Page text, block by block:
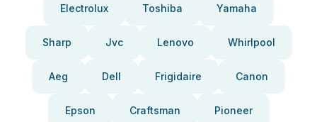
Electrolux Toshiba Yamaha
Sharp Jvc Lenovo Whirlpool
Aeg Dell Frigidaire Canon
Epson Craftsman Pioneer